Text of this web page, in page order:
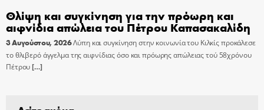
Θλίψη και συγκίνηση για την πρόωρη και
αιφνίδια απώλεια του Πέτρου Καπασακαλίδη
3 Αυγούστου, 2026Λύπη και συγκίνηση στην κοινωνία του Κιλκίς προκάλεσε
το θλιβερό άγγελμα της αιφνίδιας όσο και πρόωρης απώλειας τού 58χρόνου
Πέτρου[…]